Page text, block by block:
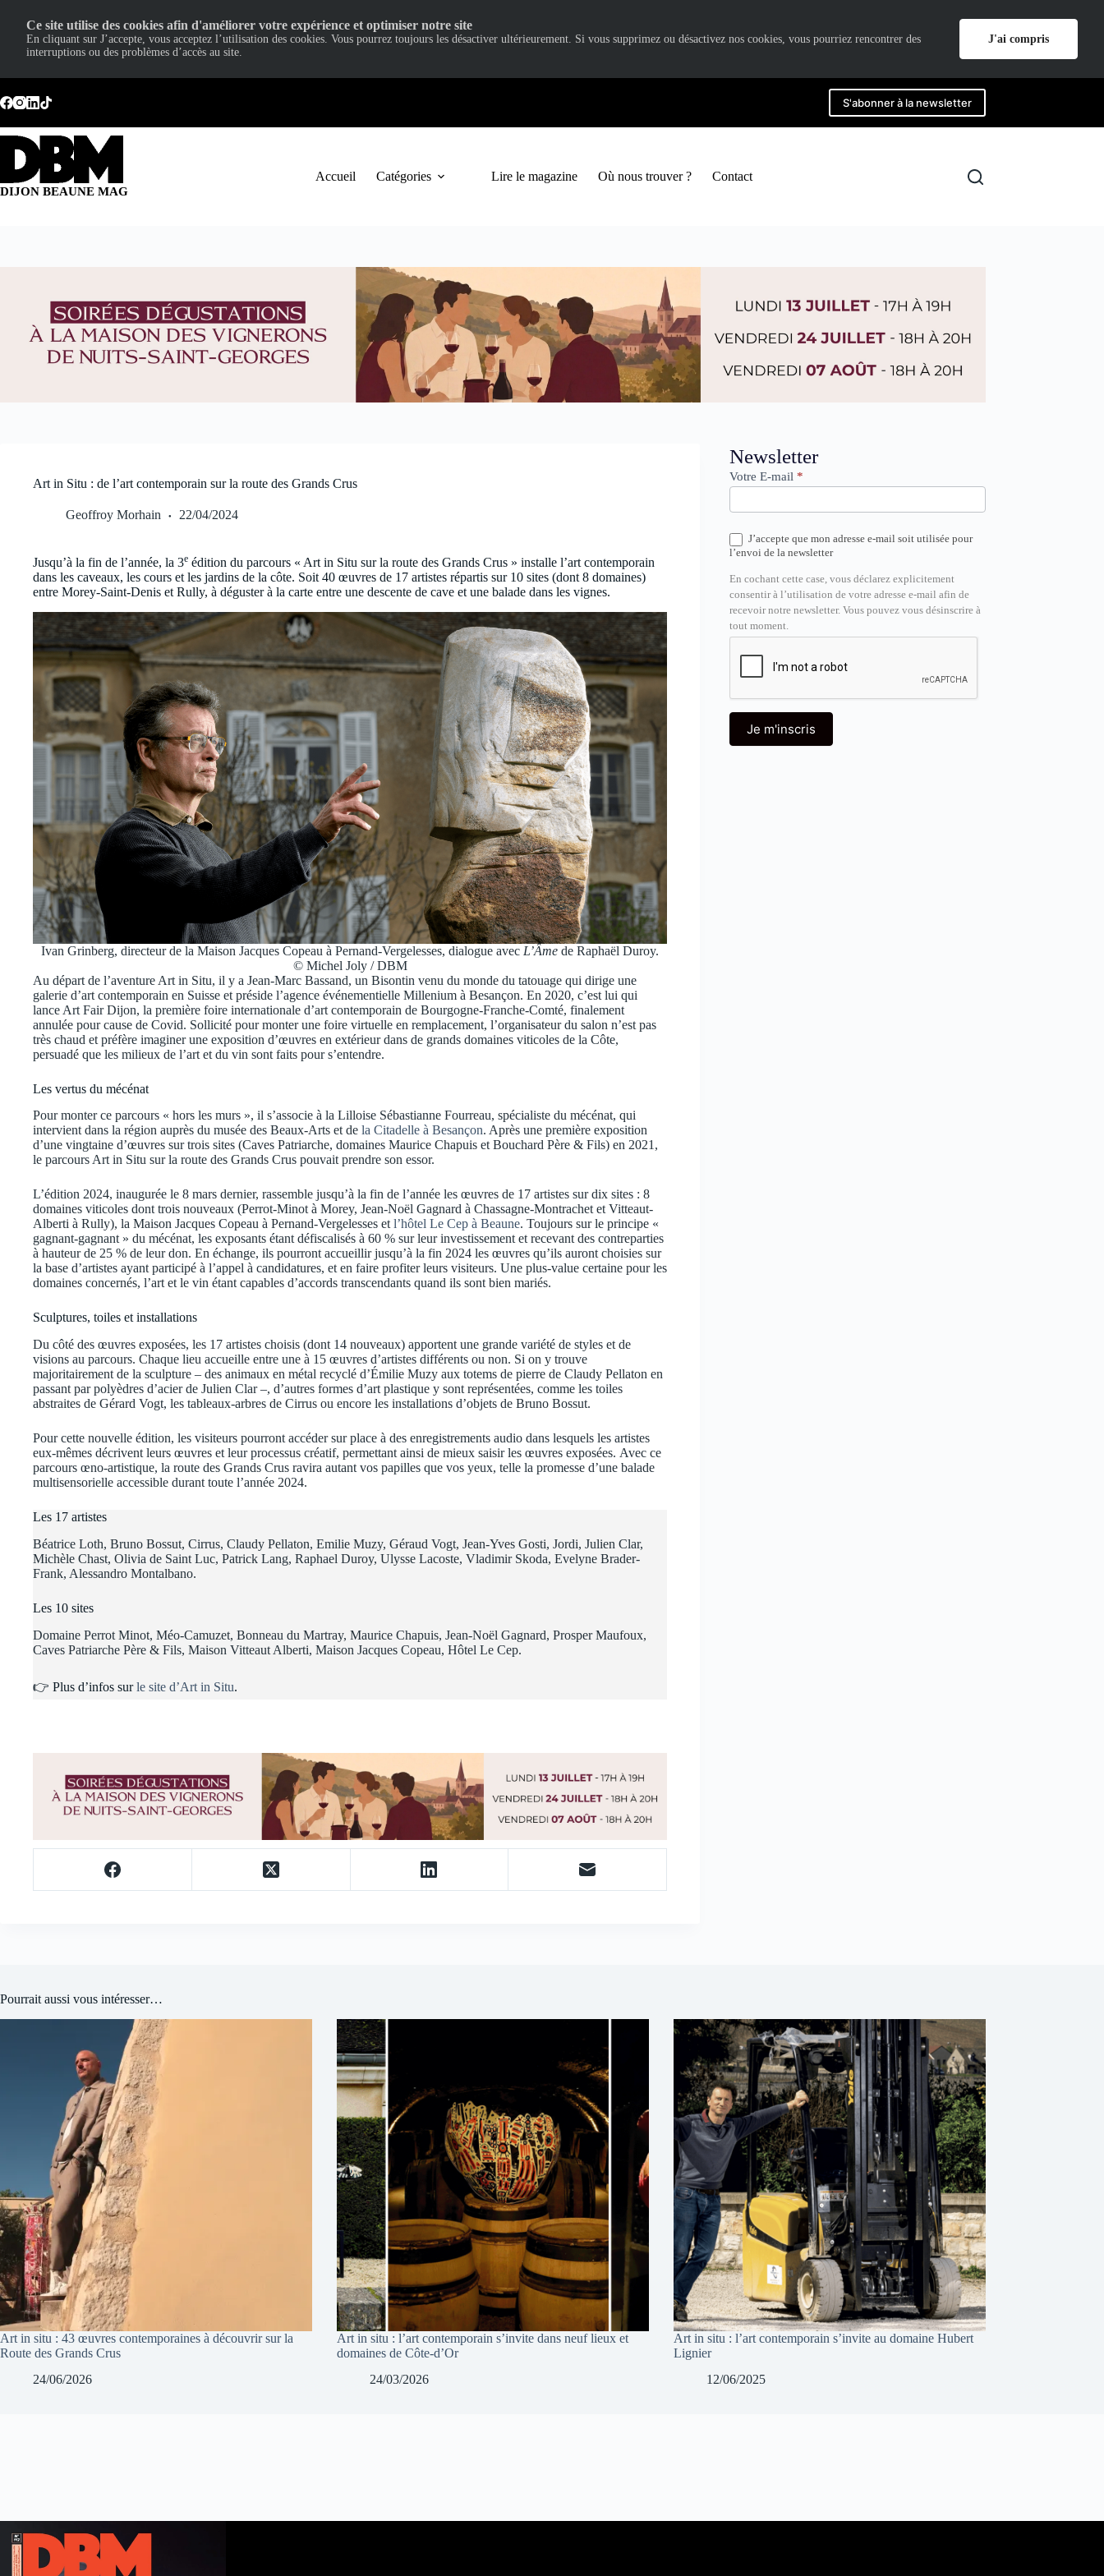
au
contenu
S'abonner à la newsletter
DIJON BEAUNE MAG
Accueil Catégories Lire le magazine Où nous trouver ? Contact
Art in Situ : de l’art contemporain sur la route des Grands Crus
Geoffroy Morhain 22/04/2024
Jusqu’à la fin de l’année, la 3e édition du parcours « Art in Situ sur la route des Grands Crus » installe l’art contemporain
dans les caveaux, les cours et les jardins de la côte. Soit 40 œuvres de 17 artistes répartis sur 10 sites (dont 8 domaines)
entre Morey-Saint-Denis et Rully, à déguster à la carte entre une descente de cave et une balade dans les vignes.
Ivan Grinberg, directeur de la Maison Jacques Copeau à Pernand-Vergelesses, dialogue avec L’Âme de Raphaël Duroy.
© Michel Joly / DBM
Au départ de l’aventure Art in Situ, il y a Jean-Marc Bassand, un Bisontin venu du monde du tatouage qui dirige une
galerie d’art contemporain en Suisse et préside l’agence événementielle Millenium à Besançon. En 2020, c’est lui qui
lance Art Fair Dijon, la première foire internationale d’art contemporain de Bourgogne-Franche-Comté, finalement
annulée pour cause de Covid. Sollicité pour monter une foire virtuelle en remplacement, l’organisateur du salon n’est pas
très chaud et préfère imaginer une exposition d’œuvres en extérieur dans de grands domaines viticoles de la Côte,
persuadé que les milieux de l’art et du vin sont faits pour s’entendre.
Les vertus du mécénat
Pour monter ce parcours « hors les murs », il s’associe à la Lilloise Sébastianne Fourreau, spécialiste du mécénat, qui
intervient dans la région auprès du musée des Beaux-Arts et de la Citadelle à Besançon. Après une première exposition
d’une vingtaine d’œuvres sur trois sites (Caves Patriarche, domaines Maurice Chapuis et Bouchard Père & Fils) en 2021,
le parcours Art in Situ sur la route des Grands Crus pouvait prendre son essor.
L’édition 2024, inaugurée le 8 mars dernier, rassemble jusqu’à la fin de l’année les œuvres de 17 artistes sur dix sites : 8
domaines viticoles dont trois nouveaux (Perrot-Minot à Morey, Jean-Noël Gagnard à Chassagne-Montrachet et Vitteaut-
Alberti à Rully), la Maison Jacques Copeau à Pernand-Vergelesses etl’hôtel Le Cep à Beaune. Toujours sur le principe «
gagnant-gagnant » du mécénat, les exposants étant défiscalisés à 60 % sur leur investissement et recevant des contreparties
à hauteur de 25 % de leur don. En échange, ils pourront accueillir jusqu’à la fin 2024 les œuvres qu’ils auront choisies sur
la base d’artistes ayant participé à l’appel à candidatures, et en faire profiter leurs visiteurs. Une plus-value certaine pour les
domaines concernés, l’art et le vin étant capables d’accords transcendants quand ils sont bien mariés.
Sculptures, toiles et installations
Du côté des œuvres exposées, les 17 artistes choisis (dont 14 nouveaux) apportent une grande variété de styles et de
visions au parcours. Chaque lieu accueille entre une à 15 œuvres d’artistes différents ou non. Si on y trouve
majoritairement de la sculpture – des animaux en métal recyclé d’Émilie Muzy aux totems de pierre de Claudy Pellaton en
passant par polyèdres d’acier de Julien Clar –, d’autres formes d’art plastique y sont représentées, comme les toiles
abstraites de Gérard Vogt, les tableaux-arbres de Cirrus ou encore les installations d’objets de Bruno Bossut.
Pour cette nouvelle édition, les visiteurs pourront accéder sur place à des enregistrements audio dans lesquels les artistes
eux-mêmes décrivent leurs œuvres et leur processus créatif, permettant ainsi de mieux saisir les œuvres exposées. Avec ce
parcours œno-artistique, la route des Grands Crus ravira autant vos papilles que vos yeux, telle la promesse d’une balade
multisensorielle accessible durant toute l’année 2024.
Les 17 artistes
Béatrice Loth, Bruno Bossut, Cirrus, Claudy Pellaton, Emilie Muzy, Géraud Vogt, Jean-Yves Gosti, Jordi, Julien Clar,
Michèle Chast, Olivia de Saint Luc, Patrick Lang, Raphael Duroy, Ulysse Lacoste, Vladimir Skoda, Evelyne Brader-
Frank, Alessandro Montalbano.
Les 10 sites
Domaine Perrot Minot, Méo-Camuzet, Bonneau du Martray, Maurice Chapuis, Jean-Noël Gagnard, Prosper Maufoux,
Caves Patriarche Père & Fils, Maison Vitteaut Alberti, Maison Jacques Copeau, Hôtel Le Cep.
👉 Plus d’infos surle site d’Art in Situ.
Newsletter
Newsletter
Votre E-mail *
J’accepte que mon adresse e-mail soit utilisée pour
l’envoi de la newsletter
En cochant cette case, vous déclarez explicitement
consentir à l’utilisation de votre adresse e-mail afin de
recevoir notre newsletter. Vous pouvez vous désinscrire à
tout moment.
Je m'inscris
Pourrait aussi vous intéresser…
Art in situ : 43 œuvres contemporaines à découvrir sur la
Route des Grands Crus
24/06/2026
Art in situ : l’art contemporain s’invite dans neuf lieux et
domaines de Côte-d’Or
24/03/2026
Art in situ : l’art contemporain s’invite au domaine Hubert
Lignier
12/06/2025
Ce site utilise des cookies afin d'améliorer votre expérience et optimiser notre site
En cliquant sur J’accepte, vous acceptez l’utilisation des cookies. Vous pourrez toujours les désactiver ultérieurement. Si vous supprimez ou désactivez nos cookies, vous pourriez rencontrer des
interruptions ou des problèmes d’accès au site.
J'ai compris